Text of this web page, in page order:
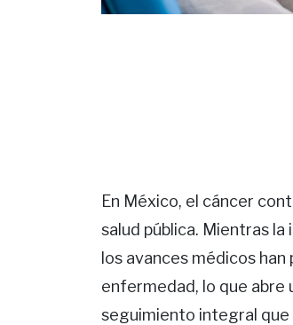
En México, el cáncer
salud pública. Mientras
los avances médicos
enfermedad, lo que abre
seguimiento integral que